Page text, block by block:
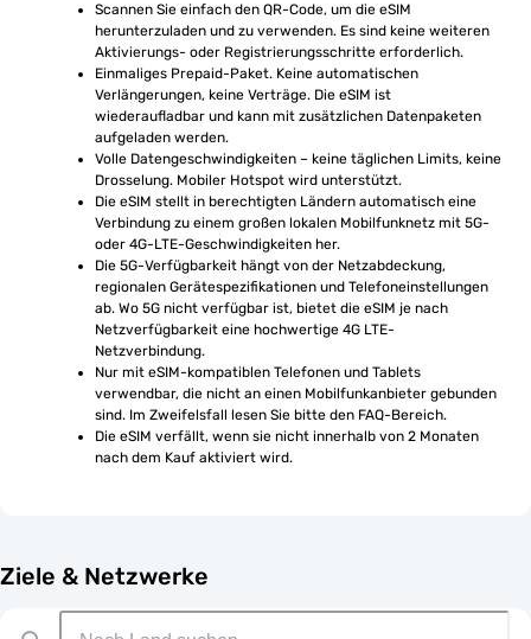
Scannen Sie einfach den QR-Code, um die eSIM
herunterzuladen und zu verwenden. Es sind keine weiteren
Aktivierungs- oder Registrierungsschritte erforderlich.
Einmaliges Prepaid-Paket. Keine automatischen
Verlängerungen, keine Verträge. Die eSIM ist
wiederaufladbar und kann mit zusätzlichen Datenpaketen
aufgeladen werden.
Volle Datengeschwindigkeiten – keine täglichen Limits, keine
Drosselung. Mobiler Hotspot wird unterstützt.
Die eSIM stellt in berechtigten Ländern automatisch eine
Verbindung zu einem großen lokalen Mobilfunknetz mit 5G-
oder 4G-LTE-Geschwindigkeiten her.
Die 5G-Verfügbarkeit hängt von der Netzabdeckung,
regionalen Gerätespezifikationen und Telefoneinstellungen
ab. Wo 5G nicht verfügbar ist, bietet die eSIM je nach
Netzverfügbarkeit eine hochwertige 4G LTE-
Netzverbindung.
Nur mit eSIM-kompatiblen Telefonen und Tablets
verwendbar, die nicht an einen Mobilfunkanbieter gebunden
sind. Im Zweifelsfall lesen Sie bitte den FAQ-Bereich.
Die eSIM verfällt, wenn sie nicht innerhalb von 2 Monaten
nach dem Kauf aktiviert wird.
Ziele & Netzwerke